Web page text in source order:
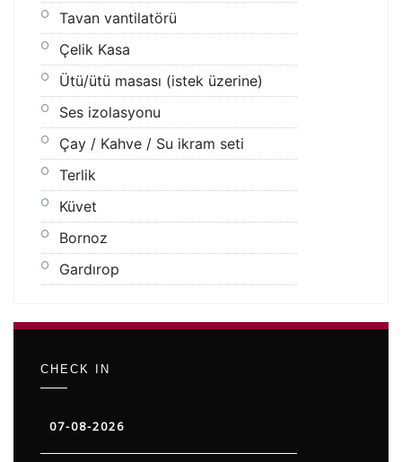
Tavan vantilatörü
Çelik Kasa
Ütü/ütü masası (istek üzerine)
Ses izolasyonu
Çay / Kahve / Su ikram seti
Terlik
Küvet
Bornoz
Gardırop
CHECK IN